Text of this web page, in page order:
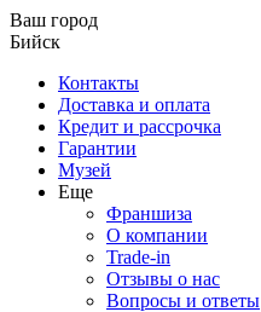
Ваш город
Бийск
Контакты
Доставка и оплата
Кредит и рассрочка
Гарантии
Музей
Еще
Франшиза
О компании
Trade-in
Отзывы о нас
Вопросы и ответы